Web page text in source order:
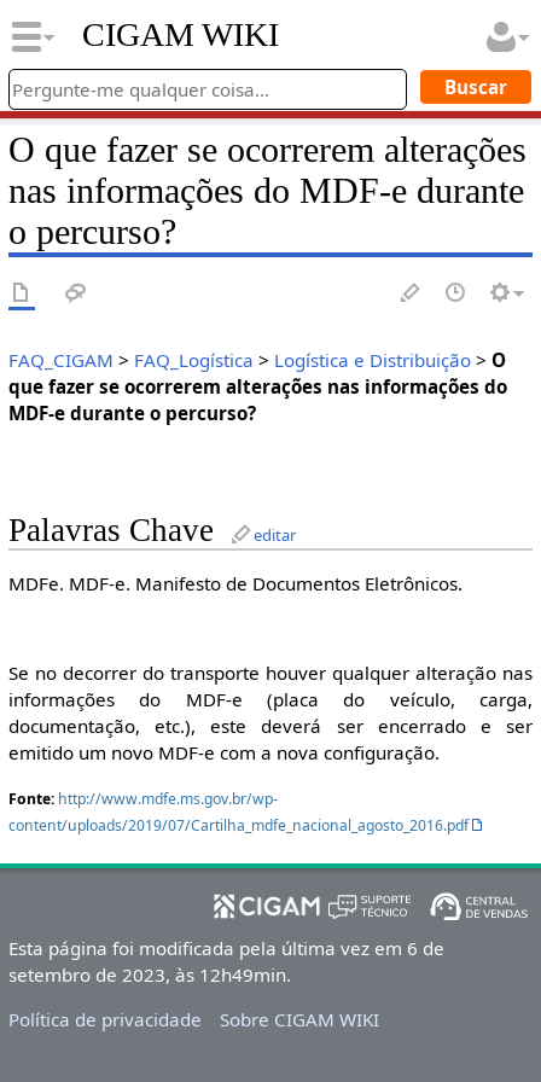
CIGAM WIKI
O que fazer se ocorrerem alterações
nas informações do MDF-e durante
o percurso?
FAQ_CIGAM > FAQ_Logística > Logística e Distribuição> O
que fazer se ocorrerem alterações nas informações do
MDF-e durante o percurso?
Palavras Chave editar
MDFe. MDF-e. Manifesto de Documentos Eletrônicos.
Se no decorrer do transporte houver qualquer alteração nas
informações do MDF-e (placa do veículo, carga,
documentação, etc.), este deverá ser encerrado e ser
emitido um novo MDF-e com a nova configuração.
Fonte: http://www.mdfe.ms.gov.br/wp-
content/uploads/2019/07/Cartilha_mdfe_nacional_agosto_2016.pdf
Esta página foi modificada pela última vez em 6 de
setembro de 2023, às 12h49min.
Política de privacidade
Sobre CIGAM WIKI